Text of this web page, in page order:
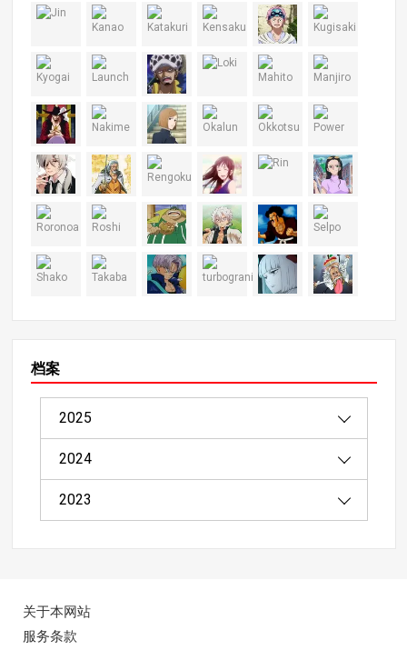
档案
2025
08/2025（1）
04/2025（2）
01/2025（8）
2024
12/2024（4）
09/2024（18）
2023
关于本网站
服务条款